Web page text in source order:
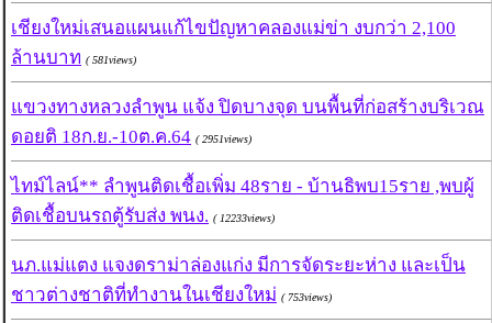
เชียงใหม่เสนอแผนแก้ไขปัญหาคลองแม่ข่า งบกว่า 2,100
ล้านบาท ( 581views)
แขวงทางหลวงลำพูน แจ้ง ปิดบางจุด บนพื้นที่ก่อสร้างบริเวณ
ดอยติ 18ก.ย.-10ต.ค.64 ( 2951views)
ไทม์ไลน์** ลำพูนติดเชื้อเพิ่ม 48ราย - บ้านธิพบ15ราย ,พบผู้
ติดเชื้อบนรถตู้รับส่ง พนง. ( 12233views)
นภ.แม่แตง แจงดราม่าล่องแก่ง มีการจัดระยะห่าง และเป็น
ชาวต่างชาติที่ทำงานในเชียงใหม่ ( 753views)